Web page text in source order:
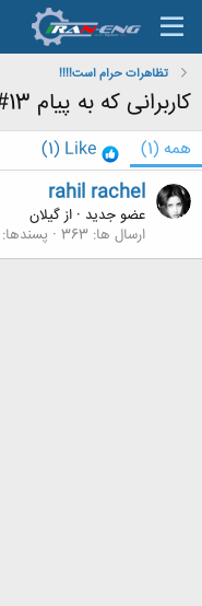
تظاهرات حرام است!!!!
کاربرانی که به پیام 13# واکنش نشان داده اند
همه (1)
Like
(1)
rahil rachel
عضو جدید · ازگيلان
ارسال ها 363 پسندها